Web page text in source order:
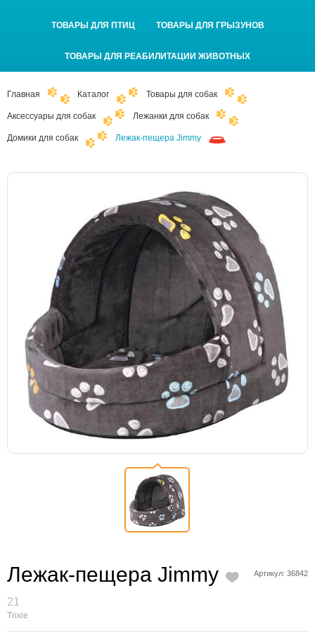
ТОВАРЫ ДЛЯ ПТИЦ ТОВАРЫ ДЛЯ ГРЫЗУНОВ
ТОВАРЫ ДЛЯ РЕАБИЛИТАЦИИ ЖИВОТНЫХ
Главная Каталог Товары для собак
Аксессуары для собак Лежанки для собак
Домики для собак Лежак-пещера Jimmy
Артикул: 36842
Лежак-пещера Jimmy
21
Trixie